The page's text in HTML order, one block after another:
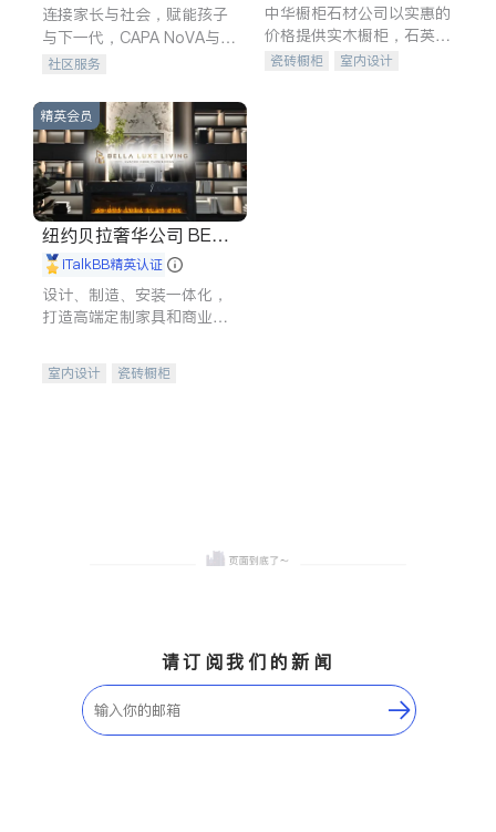
连接家长与社会，赋能孩子
与下一代，CAPA NoVA与您
携手建设包容、公平、充满
社区服务
中华橱柜石材公司以实惠的
价格提供实木橱柜，石英石
台面，多种优质不锈钢水
瓷砖橱柜
室内设计
精英会员
纽约贝拉奢华公司 BELL
A LUXE
iTalkBB精英认证
设计、制造、安装一体化，
打造高端定制家具和商业空
室内设计
瓷砖橱柜
请订阅我们的新闻